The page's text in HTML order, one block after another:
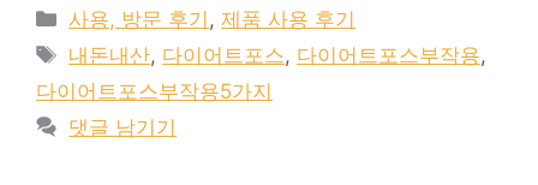
카
테
고
리
사용, 방문 후기 ,제품 사용 후기
태
그
내돈내산, 다이어트포스, 다이어트포스부작용,
다이어트포스부작용5가지
댓글 남기기